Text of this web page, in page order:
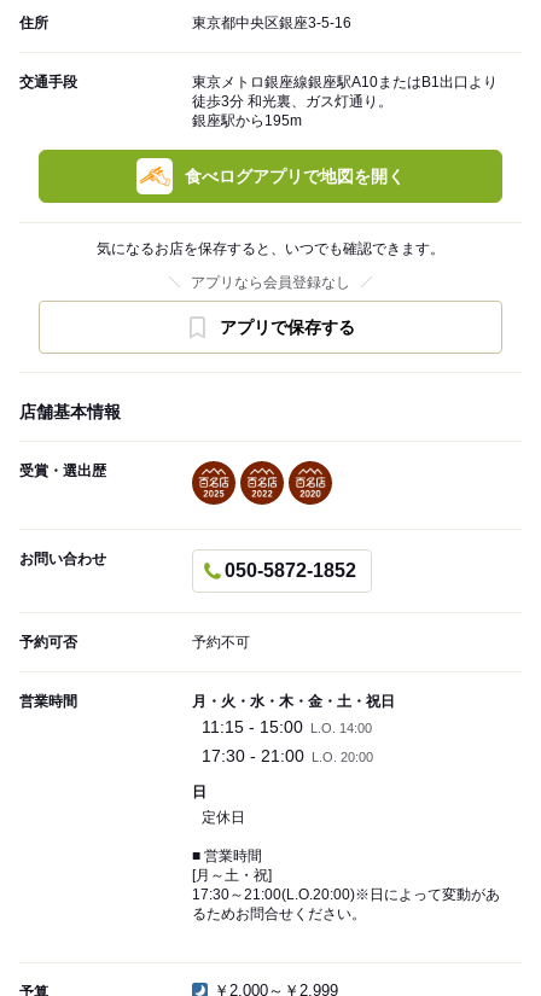
住所 東京都中央区銀座3-5-16
交通手段
東京メトロ銀座線銀座駅A10またはB1出口より
徒歩3分 和光裏、ガス灯通り。
銀座駅から195m
食べログアプリで地図を開く
気になるお店を保存すると、いつでも確認できます。
アプリなら会員登録なし
アプリで保存する
店舗基本情報
受賞・選出歴
お問い合わせ
050-5872-1852
予約可否 予約不可
営業時間 月・火・水・木・金・土・祝日
11:15 - 15:00 L.O. 14:00
17:30 - 21:00 L.O. 20:00
日
定休日
■ 営業時間
[月～土・祝]
17:30～21:00(L.O.20:00)※日によって変動があ
るためお問合せください。
予算 ￥2,000～￥2,999